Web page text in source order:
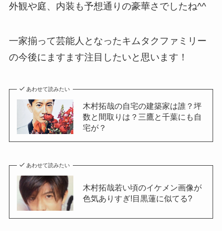
外観や庭、内装も予想通りの豪華さでしたね^^
一家揃って芸能人となったキムタクファミリー
の今後にますます注目したいと思います！
あわせて読みたい
木村拓哉の自宅の建築家は誰？坪
数と間取りは？三鷹と千葉にも自
宅が？
あわせて読みたい
木村拓哉若い頃のイケメン画像が
色気ありすぎ!目黒蓮に似てる?